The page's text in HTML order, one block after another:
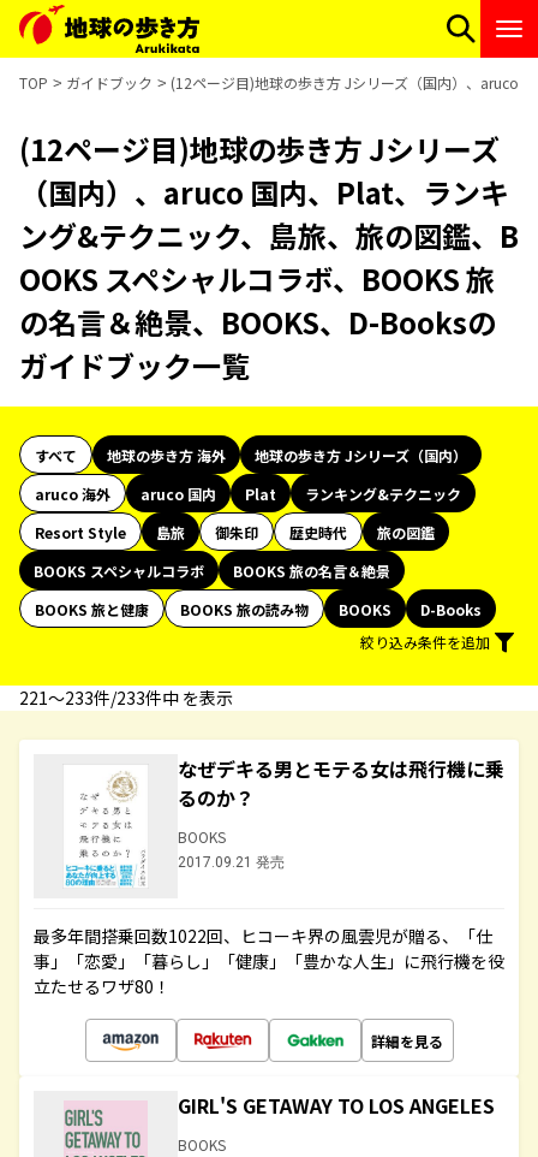
TOP ガイドブック (12ページ目)地球の歩き方 Jシリーズ（国内）、aruco
(12ページ目)地球の歩き方 Jシリーズ
（国内）、aruco 国内、Plat、ランキ
ング&テクニック、島旅、旅の図鑑、B
OOKS スペシャルコラボ、BOOKS 旅
の名言＆絶景、BOOKS、D-Booksの
ガイドブック一覧
すべて 地球の歩き方 海外
地球の歩き方 Jシリーズ（国内）
aruco 海外
aruco 国内 Plat
ランキング&テクニック
Resort Style
島旅 御朱印 歴史時代
旅の図鑑
BOOKS スペシャルコラボ
BOOKS 旅の名言＆絶景
BOOKS 旅と健康
BOOKS 旅の読み物 BOOKS
D-Books
絞り込み条件を追加
221〜233件/233件中 を表示
なぜデキる男とモテる女は飛行機に乗
るのか？
BOOKS
2017.09.21 発売
最多年間搭乗回数1022回、ヒコーキ界の風雲児が贈る、「仕
事」「恋愛」「暮らし」「健康」「豊かな人生」に飛行機を役
立たせるワザ80！
詳細を見る
GIRL'S GETAWAY TO LOS ANGELES
BOOKS